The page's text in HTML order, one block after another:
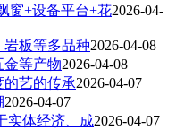
窗+设备平台+花2026-04-
板等多品种2026-04-08
金等产物2026-04-08
艺的传承2026-04-07
2026-04-07
实体经济、成2026-04-07